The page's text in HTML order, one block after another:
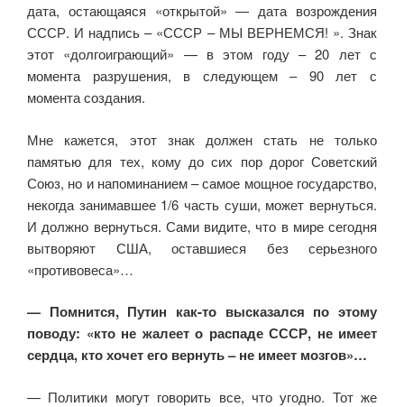
дата, остающаяся «открытой» — дата возрождения
СССР. И надпись – «СССР – МЫ ВЕРНЕМСЯ! ». Знак
этот «долгоиграющий» — в этом году – 20 лет с
момента разрушения, в следующем – 90 лет с
момента создания.
Мне кажется, этот знак должен стать не только
памятью для тех, кому до сих пор дорог Советский
Союз, но и напоминанием – самое мощное государство,
некогда занимавшее 1/6 часть суши, может вернуться.
И должно вернуться. Сами видите, что в мире сегодня
вытворяют США, оставшиеся без серьезного
«противовеса»…
— Помнится, Путин как-то высказался по этому
поводу: «кто не жалеет о распаде СССР, не имеет
сердца, кто хочет его вернуть – не имеет мозгов»…
— Политики могут говорить все, что угодно. Тот же